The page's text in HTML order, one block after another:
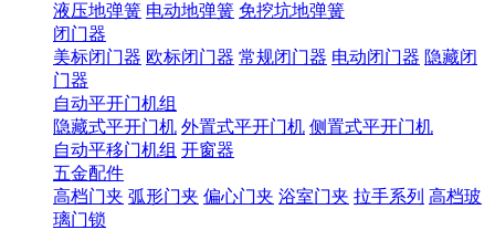
液压地弹簧 电动地弹簧 免挖坑地弹簧
闭门器
美标闭门器 欧标闭门器 常规闭门器 电动闭门器 隐藏闭
门器
自动平开门机组
隐藏式平开门机 外置式平开门机 侧置式平开门机
自动平移门机组 开窗器
五金配件
高档门夹 弧形门夹 偏心门夹 浴室门夹 拉手系列 高档玻
璃门锁